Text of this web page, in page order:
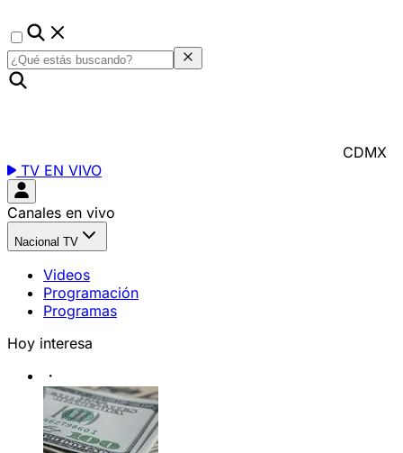
CDMX
TV EN VIVO
Canales en vivo
Nacional TV
Videos
Programación
Programas
Hoy interesa